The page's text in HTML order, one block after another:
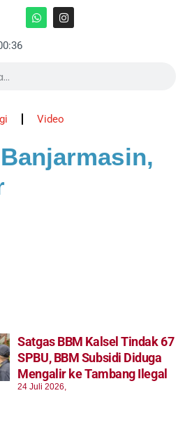
Video
Satgas BBM Kalsel Tindak 67
SPBU, BBM Subsidi Diduga
Mengalir ke Tambang Ilegal
24 Juli 2026,